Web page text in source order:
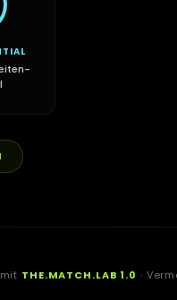
THE.MATCH.LAB 1.0 ·